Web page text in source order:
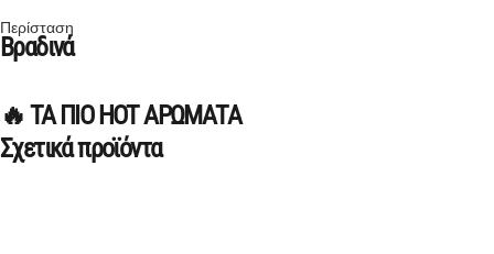
Περίσταση
Βραδινά
🔥 ΤΑ ΠΙΟ HOT ΑΡΩΜΑΤΑ
Σχετικά προϊόντα